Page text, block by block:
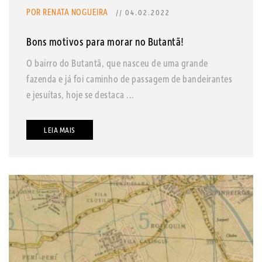
POR RENATA NOGUEIRA // 04.02.2022
Bons motivos para morar no Butantã!
O bairro do Butantã, que nasceu de uma grande
fazenda e já foi caminho de passagem de bandeirantes
e jesuítas, hoje se destaca ...
LEIA MAIS